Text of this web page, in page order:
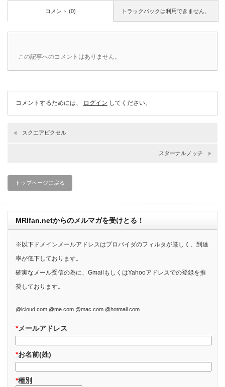
トラックバックは利用できません。
コメント (0)
この記事へのコメントはありません。
コメントするためには、 ログイン してください。
スクエアピクセル
スターナルノッチ
トップページに戻る
MRIfan.netからのメルマガを受けとる！
※以下ドメインメールアドレスはプロバイダのフィルタが厳しく、到達
率が低下しております。
確実なメール受信の為に、GmailもしくはYahooアドレスでの登録を推
奨しております。
@icloud.com @me.com @mac.com @hotmail.com
*メールアドレス
*お名前(姓)
*種別